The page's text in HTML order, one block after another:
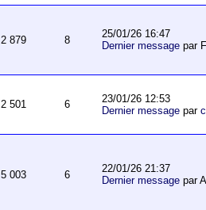
2 879 8
25/01/26 16:47
Dernier messagepar
2 501 6
23/01/26 12:53
Dernier messagepar
5 003 6
22/01/26 21:37
Dernier messagepar